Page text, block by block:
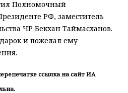
Полномочный
РФ, заместитель
ЧР Бекхан Таймасханов.
и пожелал ему
ссылка на сайт ИА